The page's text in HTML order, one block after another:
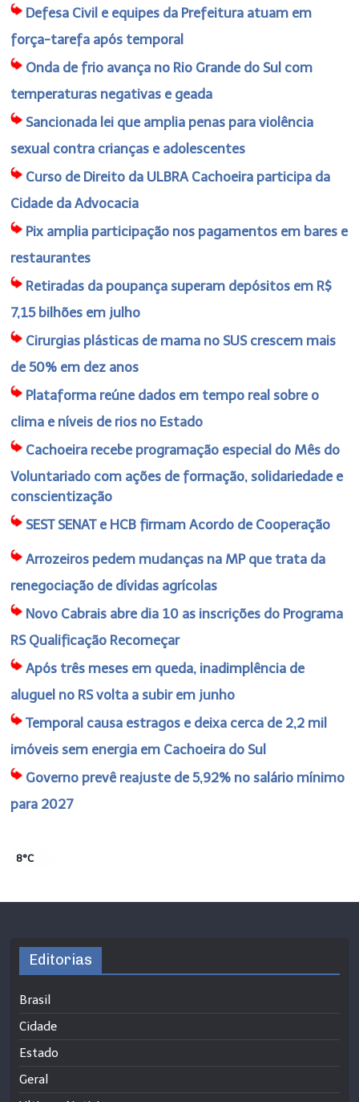
Defesa Civil e equipes da Prefeitura atuam em
força-tarefa após temporal
Onda de frio avança no Rio Grande do Sul com
temperaturas negativas e geada
Sancionada lei que amplia penas para violência
sexual contra crianças e adolescentes
Curso de Direito da ULBRA Cachoeira participa da
Cidade da Advocacia
Pix amplia participação nos pagamentos em bares e
restaurantes
Retiradas da poupança superam depósitos em R$
7,15 bilhões em julho
Cirurgias plásticas de mama no SUS crescem mais
de 50% em dez anos
Plataforma reúne dados em tempo real sobre o
clima e níveis de rios no Estado
Cachoeira recebe programação especial do Mês do
Voluntariado com ações de formação, solidariedade e
conscientização
SEST SENAT e HCB firmam Acordo de Cooperação
Arrozeiros pedem mudanças na MP que trata da
renegociação de dívidas agrícolas
Novo Cabrais abre dia 10 as inscrições do Programa
RS Qualificação Recomeçar
Após três meses em queda, inadimplência de
aluguel no RS volta a subir em junho
Temporal causa estragos e deixa cerca de 2,2 mil
imóveis sem energia em Cachoeira do Sul
Governo prevê reajuste de 5,92% no salário mínimo
para 2027
8°C
Editorias
Brasil
Cidade
Estado
Geral